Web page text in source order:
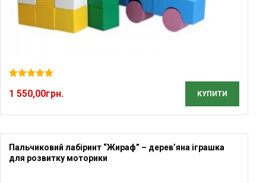
5.00з 5
1 550,00грн. КУПИТИ
Пальчиковий лабіринт “Жираф” – дерев’яна іграшка
для розвитку моторики